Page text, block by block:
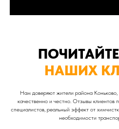
ПОЧИТАЙТЕ
НАШИХ
Нам доверяют жители района
качественно и честно. Отзывы клиентов
специалистов, реальный эффект от
необходимости